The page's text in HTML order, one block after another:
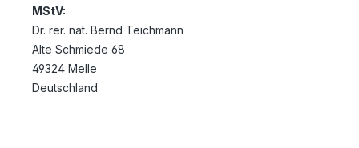
MStV:
Dr. rer. nat. Bernd Teichmann
Alte Schmiede 68
49324 Melle
Deutschland